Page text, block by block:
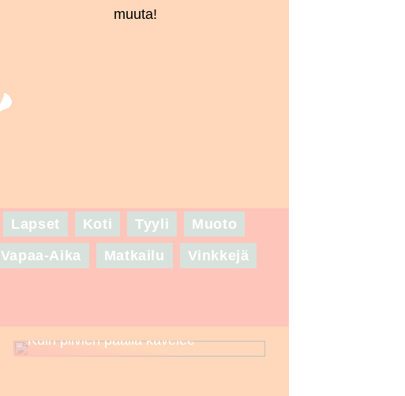
muuta!
Lapset Koti Tyyli
Muoto
Vapaa-Aika Matkailu Vinkkejä
Kuin pilvien päällä kävelee